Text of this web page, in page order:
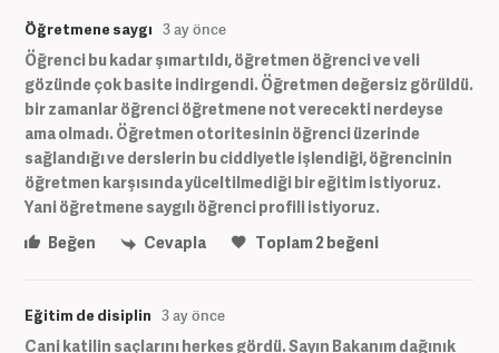
Öğretmene saygı 3 ay önce
Öğrenci bu kadar şımartıldı, öğretmen öğrenci ve veli
gözünde çok basite indirgendi. Öğretmen değersiz görüldü.
bir zamanlar öğrenci öğretmene not verecekti nerdeyse
ama olmadı. Öğretmen otoritesinin öğrenci üzerinde
sağlandığı ve derslerin bu ciddiyetle işlendiği, öğrencinin
öğretmen karşısında yüceltilmediği bir eğitim istiyoruz.
Yani öğretmene saygılı öğrenci profili istiyoruz.
Beğen
Cevapla Toplam2beğeni
Eğitim de disiplin 3 ay önce
Cani katilin saçlarını herkes gördü. Sayın Bakanım dağınık